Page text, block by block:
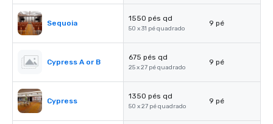
Sequoia
1550 pés qd
50 x 31 pé quadrado
9 pé
Cypress A or B
675 pés qd
25 x 27 pé quadrado
9 pé
Cypress
1350 pés qd
50 x 27 pé quadrado
9 pé